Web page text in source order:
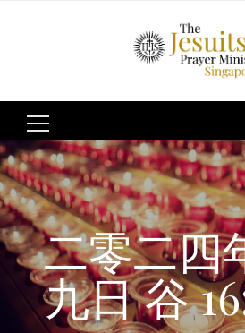
Search
for:
二零二四
九日 谷